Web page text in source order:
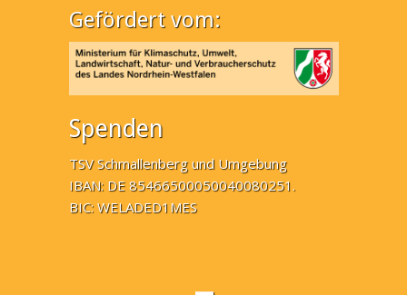
Gefördert vom:
Spenden
TSV Schmallenberg und Umgebung
IBAN: DE 85466500050040080251.
BIC: WELADED1MES